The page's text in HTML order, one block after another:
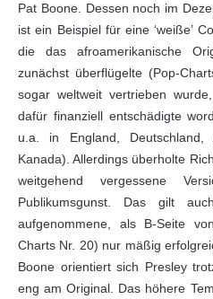
Pat Boone. Dessen noch im
ist ein Beispiel für eine ‘weiße’
die das afroamerikanische
zunächst überflügelte (Pop-
sogar weltweit vertrieben
dafür finanziell entschädigte
u.a. in England, Deutschland,
Kanada). Allerdings überholte
weitgehend vergessene
Publikumsgunst. Das gilt
aufgenommene, als B-Seite
Charts Nr. 20) nur mäßig
Boone orientiert sich Presley
eng am Original. Das höhere